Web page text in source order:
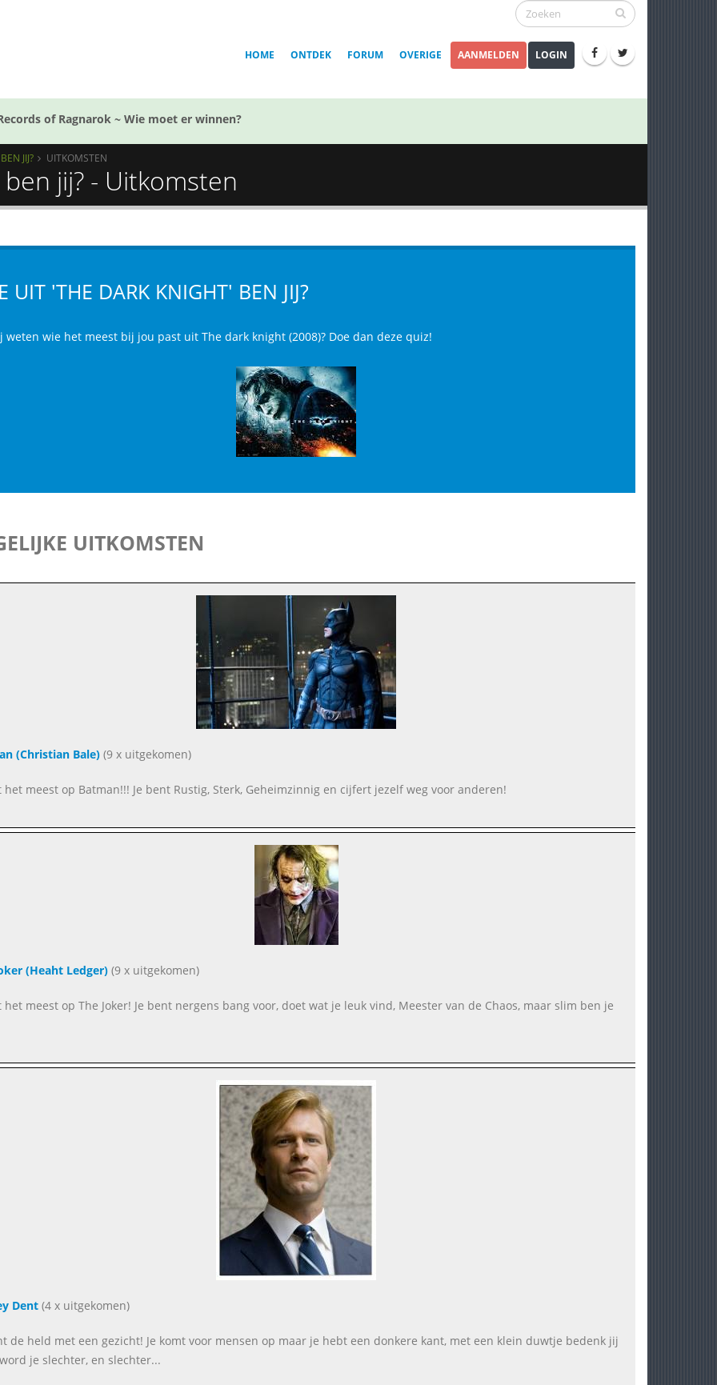
HOME ONTDEK FORUM OVERIGE AANMELDEN LOGIN
of Ragnarok ~ Wie moet er winnen?
JIJ? UITKOMSTEN
jij? - Uitkomsten
UIT 'THE DARK KNIGHT' BEN JIJ?
weten wie het meest bij jou past uit The dark knight (2008)? Doe dan deze quiz!
UITKOMSTEN
(Christian Bale)(9 x uitgekomen)
het meest op Batman!!! Je bent Rustig, Sterk, Geheimzinnig en cijfert jezelf weg voor anderen!
(Heaht Ledger)(9 x uitgekomen)
het meest op The Joker! Je bent nergens bang voor, doet wat je leuk vind, Meester van de Chaos, maar slim ben je
Dent(4 x uitgekomen)
de held met een gezicht! Je komt voor mensen op maar je hebt een donkere kant, met een klein duwtje bedenk jij
je slechter, en slechter...